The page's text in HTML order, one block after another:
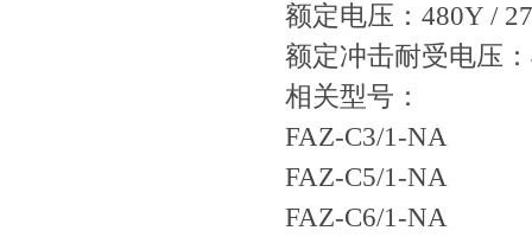
额定电压：480Y /
额定冲击耐受电压
相关型号：
FAZ-C3/1-NA
FAZ-C5/1-NA
FAZ-C6/1-NA